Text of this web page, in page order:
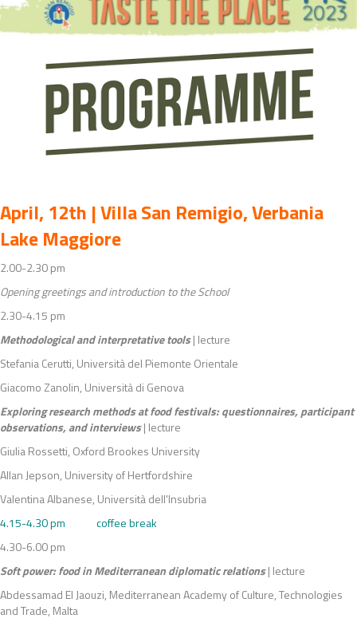
April, 12th | Villa San Remigio, Verbania
Lake Maggiore
2.00-2.30 pm
Opening greetings and introduction to the School
2.30-4.15 pm
Methodological and interpretative tools| lecture
Stefania Cerutti, Università del Piemonte Orientale
Giacomo Zanolin, Università di Genova
Exploring research methods at food festivals: questionnaires, participant
observations, and interviews| lecture
Giulia Rossetti, Oxford Brookes University
Allan Jepson, University of Hertfordshire
Valentina Albanese, Università dell'Insubria
4.15-4.30 pm coffee break
4.30-6.00 pm
Soft power: food in Mediterranean diplomatic relations| lecture
Abdessamad El Jaouzi, Mediterranean Academy of Culture, Technologies
and Trade, Malta